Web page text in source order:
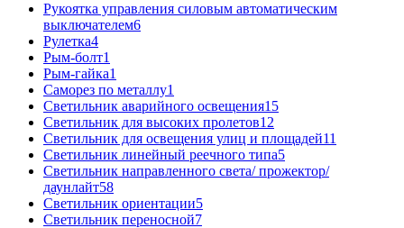
Рукоятка управления силовым автоматическим
выключателем6
Рулетка4
Рым-болт1
Рым-гайка1
Саморез по металлу1
Светильник аварийного освещения15
Светильник для высоких пролетов12
Светильник для освещения улиц и площадей11
Светильник линейный реечного типа5
Светильник направленного света/ прожектор/
даунлайт58
Светильник ориентации5
Светильник переносной7